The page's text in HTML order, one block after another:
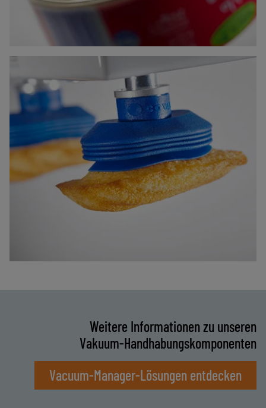
Weitere Informationen zu unseren
Vakuum‑Handhabungskomponenten
Vacuum‑Manager‑Lösungen entdecken